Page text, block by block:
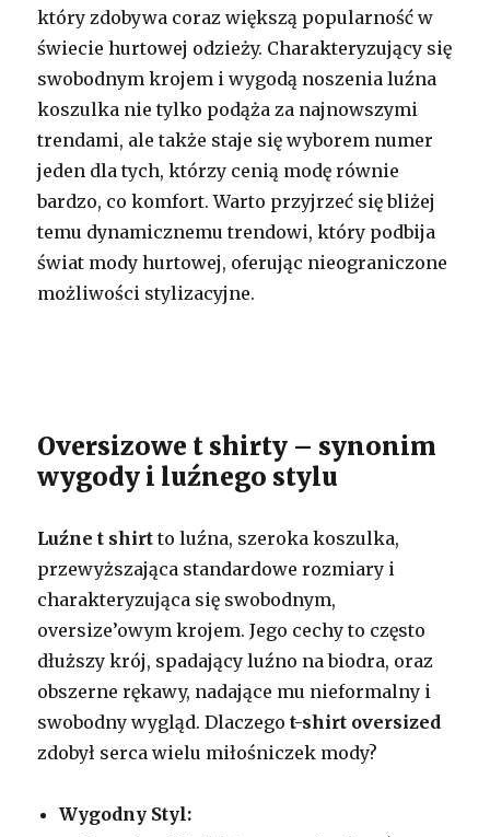
który zdobywa coraz większą popularność w
świecie hurtowej odzieży. Charakteryzujący się
swobodnym krojem i wygodą noszenia luźna
koszulka nie tylko podąża za najnowszymi
trendami, ale także staje się wyborem numer
jeden dla tych, którzy cenią modę równie
bardzo, co komfort. Warto przyjrzeć się bliżej
temu dynamicznemu trendowi, który podbija
świat mody hurtowej, oferując nieograniczone
możliwości stylizacyjne.
Oversizowe t shirty – synonim
wygody i luźnego stylu
Luźne t shirt to luźna, szeroka koszulka,
przewyższająca standardowe rozmiary i
charakteryzująca się swobodnym,
oversize’owym krojem. Jego cechy to często
dłuższy krój, spadający luźno na biodra, oraz
obszerne rękawy, nadające mu nieformalny i
swobodny wygląd. Dlaczegot-shirt oversized
zdobył serca wielu miłośniczek mody?
Wygodny Styl: